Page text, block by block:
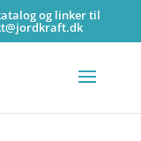
og linker til